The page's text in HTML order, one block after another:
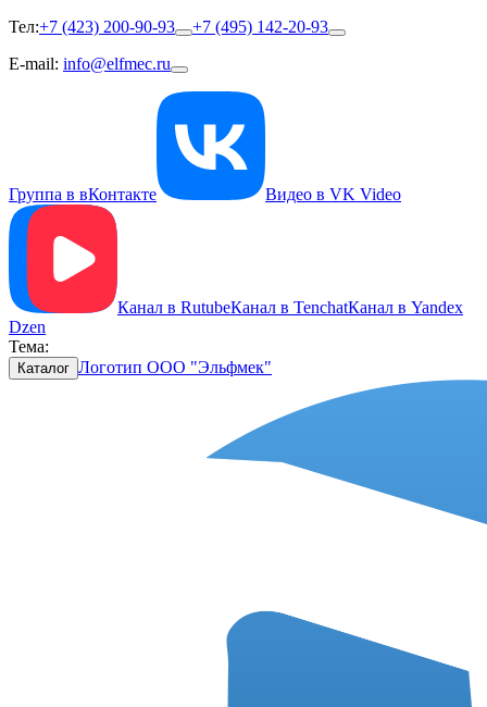
Тел:+7 (423) 200-90-93
+7 (495) 142-20-93
E-mail: info@elfmec.ru
Группа в вКонтакте Видео в VK Video
Канал в RutubeКанал в TenchatКанал в Yandex
Dzen
Тема:
Каталог Логотип ООО "Эльфмек"